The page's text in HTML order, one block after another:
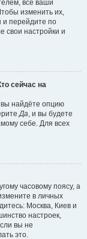
все ваши
изменить их,
и перейдите по
свои настройки и
сейчас на
вы найдёте опцию
Да, и вы будете
себе. Для всех
часовому поясу, а
в личных
Москва, Киев и
настроек,
вы не
это.